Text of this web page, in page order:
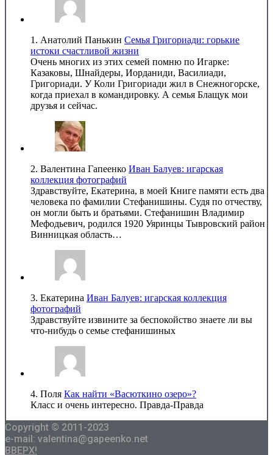
1. Анатолий Панькин Семья Григориади: горькие
истоки счастливой жизни
Очень многих из этих семей помню по Игарке:
Казаковы, Шнайдеры, Иорданиди, Василиади,
Григориади. У Коли Григориади жил в Снежногорске,
когда приехал в командировку. А семья Блащук мои
друзья и сейчас.
2. Валентина Гапеенко Иван Балуев: игарская
коллекция фотографий
Здравствуйте, Екатерина, в моей Книге памяти есть два
человека по фамилии Стефанишины. Судя по отчеству,
он могли быть и братьями. Стефанишин Владимир
Мефодьевич, родился 1920 Уяринцы Тывровский район
Винницкая область…
3. Екатерина Иван Балуев: игарская коллекция
фотографий
Здравствуйте извините за беспокойство знаете ли вы
что-нибудь о семье стефанишиных
4. Поля Как найти «Васюткино озеро»?
Класс и очень интересно. Правда-Правда
Copyright © 2011-2023
e-mail: valentina@gapeenko.net
ВВЕРХ!